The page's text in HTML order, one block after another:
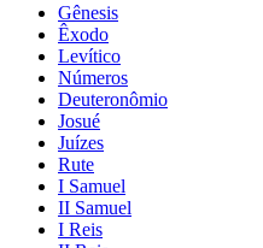
Gênesis
Êxodo
Levítico
Números
Deuteronômio
Josué
Juízes
Rute
I Samuel
II Samuel
I Reis